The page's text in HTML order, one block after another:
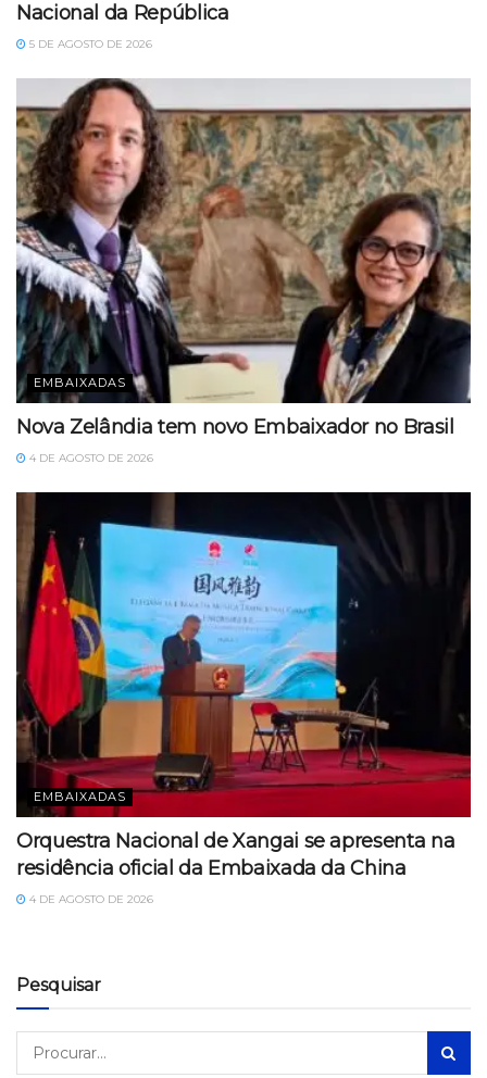
Nacional da República
5 DE AGOSTO DE 2026
EMBAIXADAS
Nova Zelândia tem novo Embaixador no Brasil
4 DE AGOSTO DE 2026
EMBAIXADAS
Orquestra Nacional de Xangai se apresenta na
residência oficial da Embaixada da China
4 DE AGOSTO DE 2026
Pesquisar